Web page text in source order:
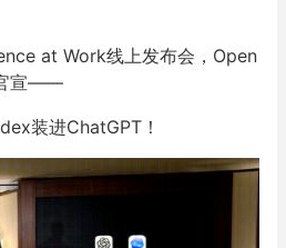
at Work线上发布会，Open
宣——
装进ChatGPT！